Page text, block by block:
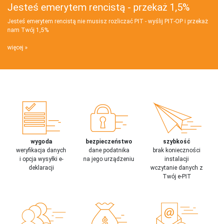
Jesteś emerytem rencistą - przekaż 1,5%
Jesteś emerytem rencistą nie musisz rozliczać PIT - wyślij PIT‑OP i przekaż
nam Twój 1,5%
więcej
wygoda
weryfikacja danych
i opcja wysyłki e-
deklaracji
bezpieczeństwo
dane podatnika
na jego urządzeniu
szybkość
brak konieczności
instalacji
wczytanie danych z
Twój e-PIT